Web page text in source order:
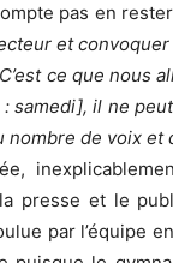
pas en
et
ce que nous
samedi], il ne
nombre de voix
presse et le
par l’équipe